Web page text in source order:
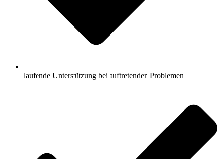
laufende Unterstützung bei auftretenden Problemen